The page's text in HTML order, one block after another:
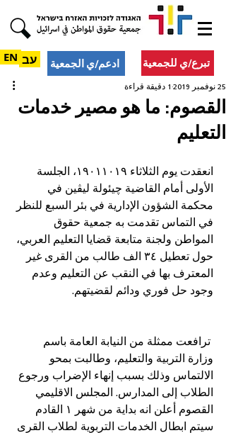
עב ادعم/ي الجمعية EN تبرع/ي للجمعية
القصوم: ما هو مصير خدمات
التعليم
25 نوفمبر 2019 1 دقيقة قراءة
انعقدت يوم الثلاثاء ١٩٠١١٠١٩، الجلسة
الأولى أمام القاضية چيئولة ليڤين في
محكمة الشؤون الإدارية في بئر السبع للنظر
في التماس تقدمت به جمعية حقوق
المواطن ولجنة متابعة قضايا التعليم العربي،
حول تعطيل ٣٤ الف طالب من القرى غير
المعترف بها في النقب عن التعليم وعدم
وجود حل فوري ودائم لقضيتهم.
ترافعت ممثلة من النيابة العامة باسم
وزارة التربية والتعليم، وطالبت بمحو
الالتماس وذلك بسبب إنهاء الإضراب ورجوع
الطلاب إلى المدارس. المجلس الاقليمي
القصوم أعلن انه بداية من شهر ١ القادم
سيتم ابطال الخدمات التربوية لطلاب القرى